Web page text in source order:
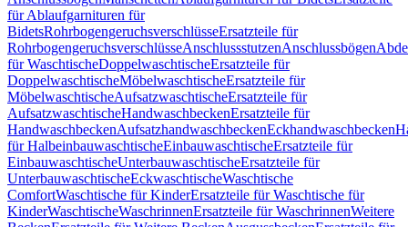
für Ablaufgarnituren für
BidetsRohrbogengeruchsverschlüsseErsatzteile für
RohrbogengeruchsverschlüsseAnschlussstutzenAnschlussbögen
für WaschtischeDoppelwaschtischeErsatzteile für
DoppelwaschtischeMöbelwaschtischeErsatzteile für
MöbelwaschtischeAufsatzwaschtischeErsatzteile für
AufsatzwaschtischeHandwaschbeckenErsatzteile für
HandwaschbeckenAufsatzhandwaschbeckenEckhandwaschbecken
für HalbeinbauwaschtischeEinbauwaschtischeErsatzteile für
EinbauwaschtischeUnterbauwaschtischeErsatzteile für
UnterbauwaschtischeEckwaschtischeWaschtische
ComfortWaschtische für KinderErsatzteile für Waschtische für
KinderWaschtischeWaschrinnenErsatzteile für WaschrinnenWeitere